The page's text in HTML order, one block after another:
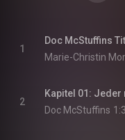
1
Doc McStuffins
Marie-Christin
2
Kapitel 01: Jeder
Doc McStuffins